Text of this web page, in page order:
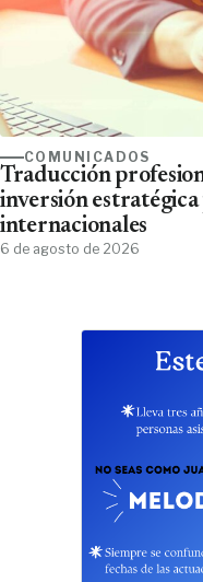
COMUNICADOS
Traducción
inversión
internacionales
6 de agosto de 2026